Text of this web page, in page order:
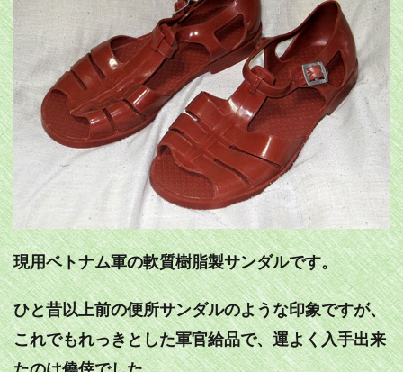
現用ベトナム軍の軟質樹脂製サンダルです。
ひと昔以上前の便所サンダルのような印象ですが、
これでもれっきとした軍官給品で、運よく入手出来
たのは僥倖でした。